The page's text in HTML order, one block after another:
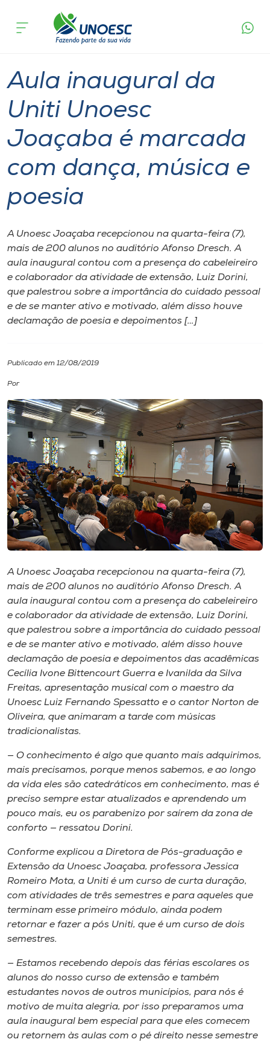
Cursos
Pesquisa
Atendimento ao Estudante
Portal de Ensino
A
Internacionalização
I.nova
Cultura
CPA
Biblioteca
Editora
Rádio
Museu
Unoesc
Store
Selecione
A+
A-
acontece
Aula inaugural da
Uniti Unoesc
Joaçaba é marcada
com dança, música e
poesia
A Unoesc Joaçaba recepcionou na quarta-feira (7),
mais de 200 alunos no auditório Afonso Dresch. A
aula inaugural contou com a presença do cabeleireiro
e colaborador da atividade de extensão, Luiz Dorini,
que palestrou sobre a importância do cuidado pessoal
e de se manter ativo e motivado, além disso houve
declamação de poesia e depoimentos […]
Publicado em 12/08/2019
Por
A Unoesc Joaçaba recepcionou na quarta-feira (7),
mais de 200 alunos no auditório Afonso Dresch. A
aula inaugural contou com a presença do cabeleireiro
e colaborador da atividade de extensão, Luiz Dorini,
que palestrou sobre a importância do cuidado pessoal
e de se manter ativo e motivado, além disso houve
declamação de poesia e depoimentos das acadêmicas
Cecília Ivone Bittencourt Guerra e Ivanilda da Silva
Freitas, apresentação musical com o maestro da
Unoesc Luiz Fernando Spessatto e o cantor Norton de
Oliveira, que animaram a tarde com músicas
tradicionalistas.
— O conhecimento é algo que quanto mais adquirimos,
mais precisamos, porque menos sabemos, e ao longo
da vida eles são catedráticos em conhecimento, mas é
preciso sempre estar atualizados e aprendendo um
pouco mais, eu os parabenizo por saírem da zona de
conforto — ressatou Dorini.
Conforme explicou a Diretora de Pós-graduação e
Extensão da Unoesc Joaçaba, professora Jessica
Romeiro Mota, a Uniti é um curso de curta duração,
com atividades de três semestres e para aqueles que
terminam esse primeiro módulo, ainda podem
retornar e fazer a pós Uniti, que é um curso de dois
semestres.
— Estamos recebendo depois das férias escolares os
alunos do nosso curso de extensão e também
estudantes novos de outros municípios, para nós é
motivo de muita alegria, por isso preparamos uma
aula inaugural bem especial para que eles comecem
ou retornem às aulas com o pé direito nesse semestre